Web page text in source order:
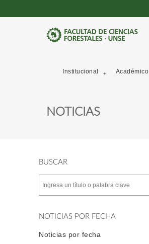
Institucional Académico
NOTICIAS
BUSCAR
NOTICIAS POR FECHA
Noticias por fecha